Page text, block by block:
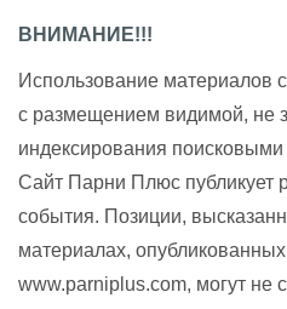
ВНИМАНИЕ!!!
Использование материалов
с размещением видимой, не
индексирования
Сайт Парни Плюс публикует
события. Позиции,
материалах,
www.parniplus.com, могут не